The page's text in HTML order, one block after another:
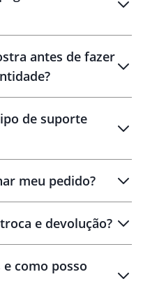
brinde
48 horas
antes de fazer
amostras
de suporte
meu pedido?
e devolução?
como posso